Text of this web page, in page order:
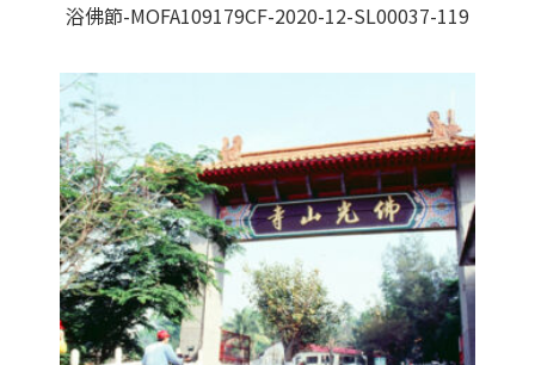
浴佛節-MOFA109179CF-2020-12-SL00037-119